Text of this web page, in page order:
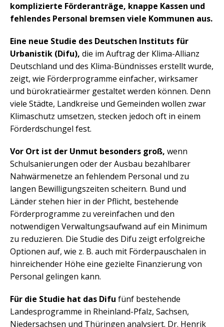
komplizierte Förderanträge, knappe Kassen und
fehlendes Personal bremsen viele Kommunen aus.
Eine neue Studie des Deutschen Instituts für
Urbanistik (Difu), die im Auftrag der Klima-Allianz
Deutschland und des Klima-Bündnisses erstellt wurde,
zeigt, wie Förderprogramme einfacher, wirksamer
und bürokratieärmer gestaltet werden können. Denn
viele Städte, Landkreise und Gemeinden wollen zwar
Klimaschutz umsetzen, stecken jedoch oft in einem
Förderdschungel fest.
Vor Ort ist der Unmut besonders groß, wenn
Schulsanierungen oder der Ausbau bezahlbarer
Nahwärmenetze an fehlendem Personal und zu
langen Bewilligungszeiten scheitern. Bund und
Länder stehen hier in der Pflicht, bestehende
Förderprogramme zu vereinfachen und den
notwendigen Verwaltungsaufwand auf ein Minimum
zu reduzieren. Die Studie des Difu zeigt erfolgreiche
Optionen auf, wie z. B. auch mit Förderpauschalen in
hinreichender Höhe eine gezielte Finanzierung von
Personal gelingen kann.
Für die Studie hat das Difu fünf bestehende
Landesprogramme in Rheinland-Pfalz, Sachsen,
Niedersachsen und Thüringen analysiert. Dr. Henrik